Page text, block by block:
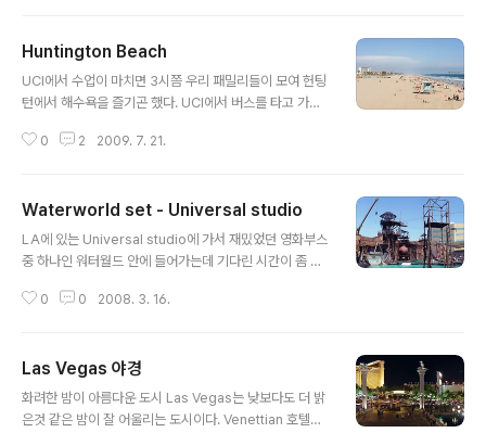
Huntington Beach
UCI에서 수업이 마치면 3시쯤 우리 패밀리들이 모여 헌팅
턴에서 해수욕을 즐기곤 했다. UCI에서 버스를 타고 가면
는데, 그 중에 가장 유명한 곳이 헌팅턴이었다, 해변 가운데
고 연습용 조그만 보드로 물장구 치는 정도로 만족하긴 했
다 :) 한 번은 헌팅턴 해변가에서 유세나온 아놀드 슈왈츠네
거도 만났는데 아마 그 이후로 주지사가 된걸로 기억한다.
본 친구 유지로한테 서핑 좀 배워보려고 했는데 아쉽게도
0 2 2009. 7. 21.
Waterworld set - Universal studio
LA에 있는 Universal studio에 가서 재밌었던 영화부스
중 하나인 워터월드 안에 들어가는데 기다린 시간이 좀 길
쇼까지 게다가 더위를 날려주는 물세레 ㅎㅎ 꼭 앞자리에
0 0 2008. 3. 16.
Las Vegas 야경
화려한 밤이 아름다운 도시 Las Vegas는 낮보다도 더 밝
은것 같은 밤이 잘 어울리는 도시이다. Venettian 호텔의